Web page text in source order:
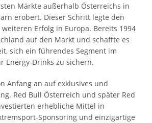
Märkte außerhalb Österreichs in
erobert. Dieser Schritt legte den
Erfolg in Europa. Bereits 1994
auf den Markt und schaffte es
sich ein führendes Segment im
Energy-Drinks zu sichern.
Anfang an auf exklusives und
Red Bull Österreich und später Red
erhebliche Mittel in
Sponsoring und einzigartige